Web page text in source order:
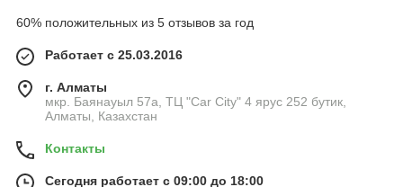
60% положительных из 5 отзывов за год
Работает с 25.03.2016
г. Алматы
мкр. Баянауыл 57а, ТЦ "Car Сity" 4 ярус 252 бутик,
Алматы, Казахстан
Контакты
Сегодня работает с 09:00 до 18:00